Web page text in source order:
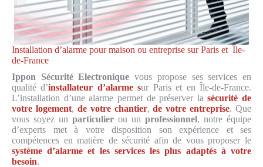
Installation d’alarme pour maison ou entreprise sur Paris et Île-
de-France
Ippon Sécurité Electronique vous propose ses services en
qualité d’installateur d’alarme sur Paris et en Île-de-France.
L’installation d’une alarme permet de préserver lasécurité de
votre logement, de votre chantier,de votre entreprise. Que
vous soyez un particulier ou un professionnel, notre équipe
d’experts met à votre disposition son expérience et ses
compétences en matière de sécurité afin de vous proposer le
système d’alarme et les services les plus adaptés à votre
besoin.